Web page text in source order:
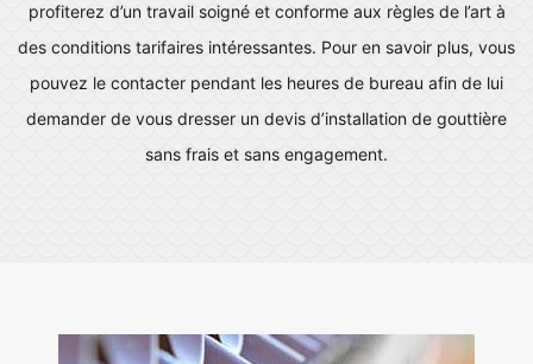
profiterez d’un travail soigné et conforme aux règles de l’art à
des conditions tarifaires intéressantes. Pour en savoir plus, vous
pouvez le contacter pendant les heures de bureau afin de lui
demander de vous dresser un devis d’installation de gouttière
sans frais et sans engagement.